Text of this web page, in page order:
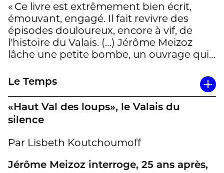
« Ce livre est extrêmement bien écrit,
émouvant, engagé. Il fait revivre des
épisodes douloureux, encore à vif, de
l'histoire du Valais. (…) Jérôme Meizoz
lâche une petite bombe, un ouvrage qui
être jouer un rôle de catalyseur. » Rafael
Wasem-Matos dans « Le Nouvelliste »,
29.01.15
Le Temps
«Haut Val des loups», le Valais du
silence
Par Lisbeth Koutchoumoff
Jérôme Meizoz interroge, 25 ans après,